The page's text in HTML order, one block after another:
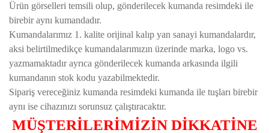
Ürün görselleri temsili olup, gönderilecek kumanda resimdeki ile
birebir aynı kumandadır.
Kumandalarımız 1. kalite orijinal kalıp yan sanayi kumandalardır,
aksi belirtilmedikçe kumandalarımızın üzerinde marka, logo vs.
yazmamaktadır ayrıca gönderilecek kumanda arkasında ilgili
kumandanın stok kodu yazabilmektedir.
Sipariş vereceğiniz kumanda resimdeki kumanda ile tuşları birebir
aynı ise cihazınızı sorunsuz çalıştıracaktır.
MÜŞTERİLERİMİZİN DİKKATİNE